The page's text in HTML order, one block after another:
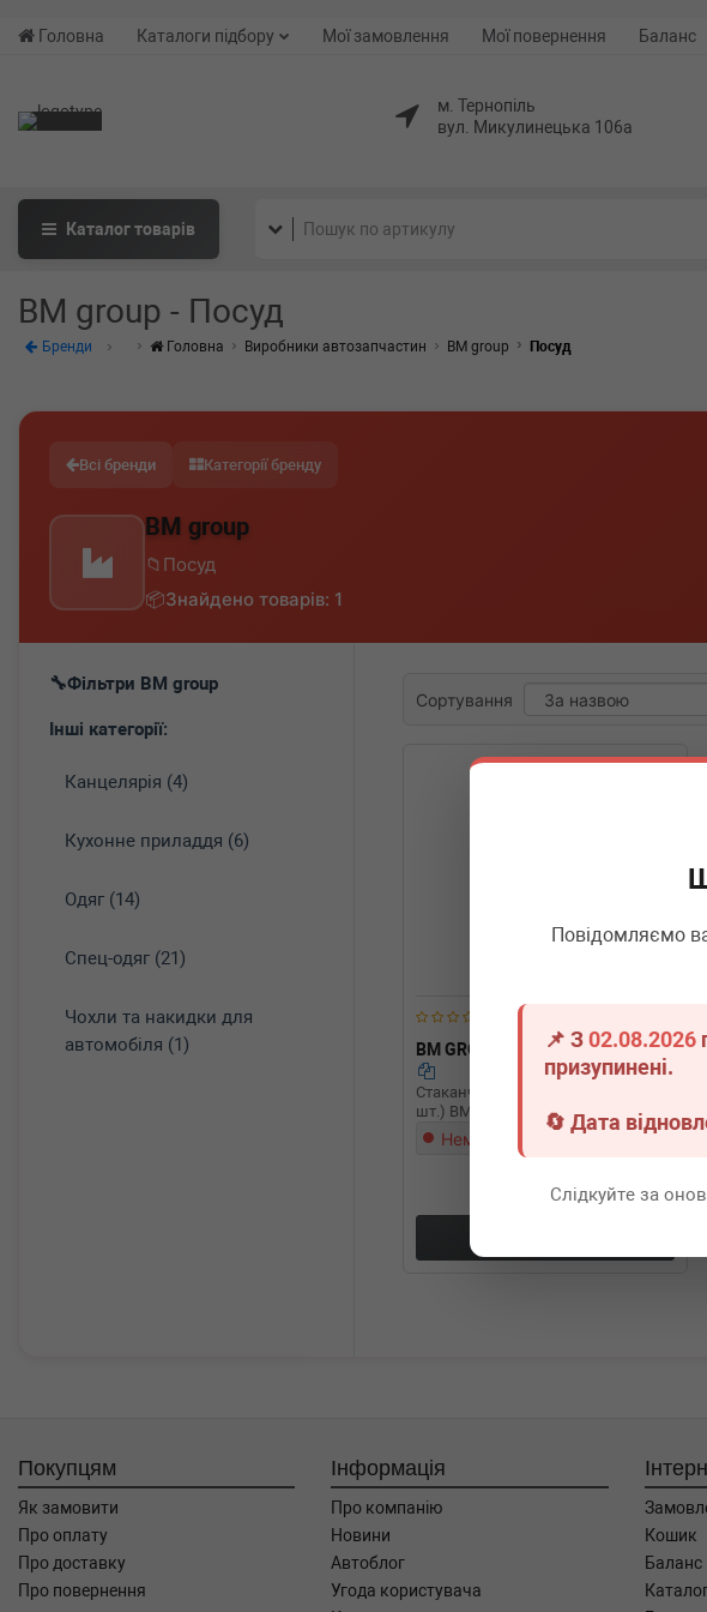
Повідомляємо
📌 З02.08.2026
призупинені.
🔄 Дата
Слідкуйте за
Головна Каталоги підбору Мої замовлення Мої повернення Баланс
м. Тернопіль
вул. Микулинецька 106а
Каталогтоварів
BM group - Посуд
Бренди Головна Виробники автозапчастин BM group Посуд
Всі бренди Категорії бренду
BM group
Посуд
Знайдено товарів: 1
Фільтри BM group
Інші категорії:
Канцелярія (4)
Кухонне приладдя (6)
Одяг (14)
Спец-одяг (21)
Чохли та накидки для
автомобіля (1)
Сортування
BM GROUP Coffee cup 50x
Стаканчик для кави паперовий (50
шт.) BM Parts 175 мл
Немає в наявності
Всі ціни
Покупцям
Як замовити
Про оплату
Про доставку
Про повернення
Інформація
Про компанію
Новини
Автоблог
Угода користувача
Кошик
Баланс